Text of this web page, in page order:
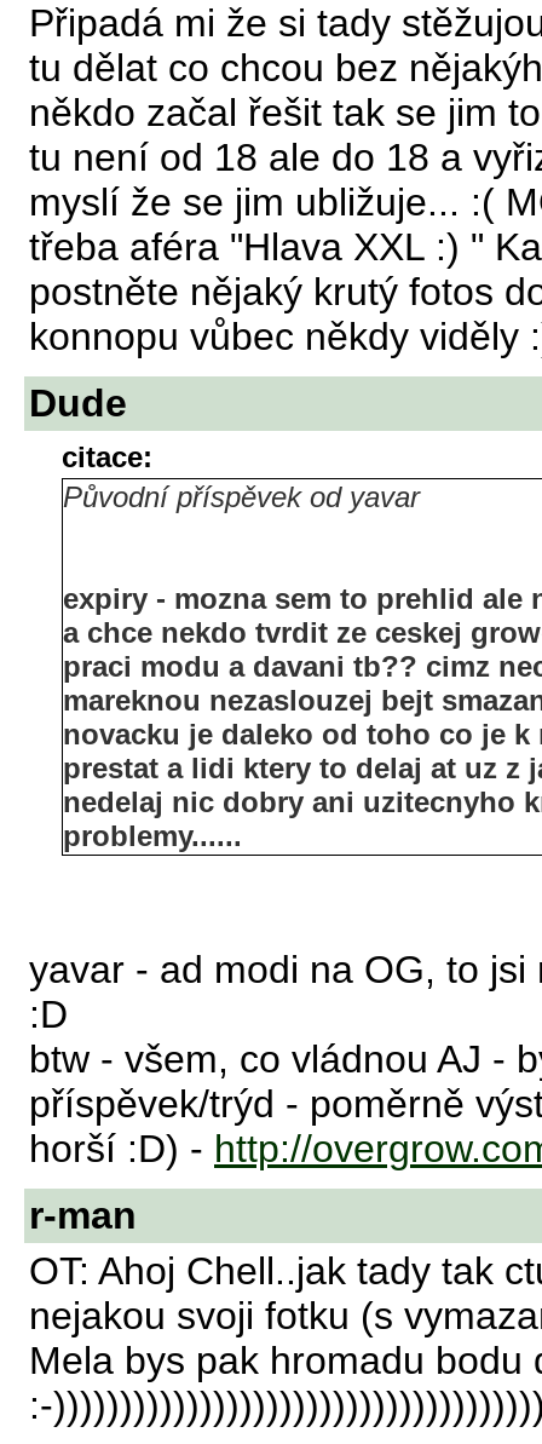
Připadá mi že si tady
tu dělat co chcou bez
někdo začal řešit tak se jim
tu není od 18 ale do 18 a
myslí že se jim ubližuje... :(
třeba aféra "Hlava XXL :) "
postněte nějaký krutý fotos
konnopu vůbec někdy viděly
Dude
citace:
Původní příspěvek od yavar
expiry - mozna sem to prehlid
a chce nekdo tvrdit ze ceskej
praci modu a davani tb?? cimz
mareknou nezaslouzej bejt
novacku je daleko od toho co je k
prestat a lidi ktery to delaj at uz z
nedelaj nic dobry ani uzitecnyho
problemy......
yavar - ad modi na OG, to
:D
btw - všem, co vládnou AJ -
příspěvek/trýd - poměrně
horší :D) - http://
r-man
OT: Ahoj Chell..jak tady tak
nejakou svoji fotku (s
Mela bys pak hromadu bodu
:-